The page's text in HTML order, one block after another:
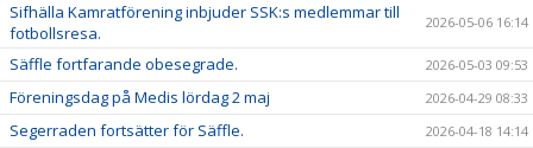
Sifhälla Kamratförening inbjuder SSK:s medlemmar till
fotbollsresa.
2026-05-06 16:14
Säffle fortfarande obesegrade. 2026-05-03 09:53
Föreningsdag på Medis lördag 2 maj 2026-04-29 08:33
Segerraden fortsätter för Säffle. 2026-04-18 14:14